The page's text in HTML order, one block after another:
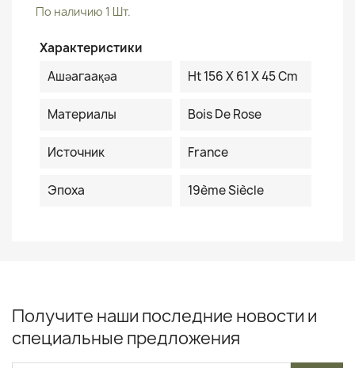
По наличию 1 Шт.
Характеристики
Ашәагаақәа
Ht 156 X 61 X 45 Cm
Материалы Bois De Rose
Источник France
Эпоха 19ème Siècle
Получите наши последние новости и
специальные предложения